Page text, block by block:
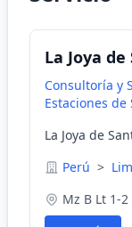
La Joya
Consultoría y
Estaciones de
La Joya de
Perú >
Mz B Lt 1-